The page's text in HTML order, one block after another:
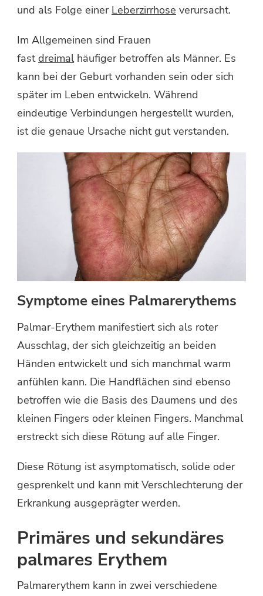
und als Folge einer Leberzirrhose verursacht.
Im Allgemeinen sind Frauen
fastdreimalhäufiger betroffen als Männer. Es
kann bei der Geburt vorhanden sein oder sich
später im Leben entwickeln. Während
eindeutige Verbindungen hergestellt wurden,
ist die genaue Ursache nicht gut verstanden.
Symptome eines Palmarerythems
Palmar-Erythem manifestiert sich als roter
Ausschlag, der sich gleichzeitig an beiden
Händen entwickelt und sich manchmal warm
anfühlen kann. Die Handflächen sind ebenso
betroffen wie die Basis des Daumens und des
kleinen Fingers oder kleinen Fingers. Manchmal
erstreckt sich diese Rötung auf alle Finger.
Diese Rötung ist asymptomatisch, solide oder
gesprenkelt und kann mit Verschlechterung der
Erkrankung ausgeprägter werden.
Primäres und sekundäres
palmares Erythem
Palmarerythem kann in zwei verschiedene